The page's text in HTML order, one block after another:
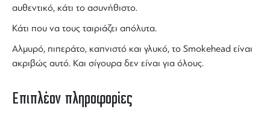
αυθεντικό, κάτι το ασυνήθιστο.
Κάτι που να τους ταιριάζει απόλυτα.
Αλμυρό, πιπεράτο, καπνιστό και γλυκό, το Smokehead είναι
ακριβώς αυτό. Και σίγουρα δεν είναι για όλους.
Επιπλέον πληροφορίες